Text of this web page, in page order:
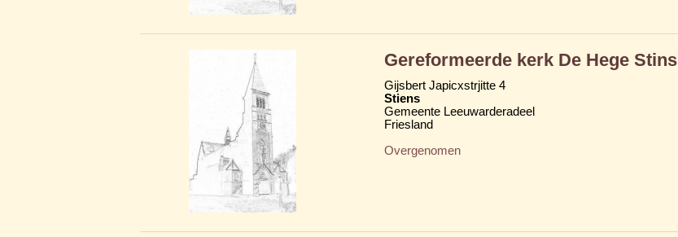
Gereformeerde kerk De Hege Stins
Gijsbert Japicxstrjitte 4
Stiens
Gemeente Leeuwarderadeel
Friesland
Overgenomen